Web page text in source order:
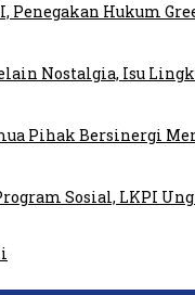
Penegakan Hukum
Nostalgia, Isu
Pihak Bersinergi
Sosial, LKPI